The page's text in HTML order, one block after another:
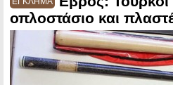
οπλοστάσιο και